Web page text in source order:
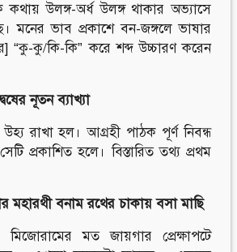
কথায় উলঙ্গ-অর্ধ উলঙ্গ থাকার অভ্যাসে
মনের ভাব প্রকাশে বন-জঙ্গলে ভাষার
“কু-কু/কি-কি” করে শব্দ উচ্চারণ করেন
নূতন ব্যাখ্যা
রাখা হল। আগ্রহী পাঠক পূর্ণ নিবন্ধ
প্রকাশিত হলে। বিস্তারিত তথ্য প্রথম
মহারথী বনাম রথের চাকায় বসা মাছি
মিজোরামের মত জায়গার প্রেক্ষাপটে